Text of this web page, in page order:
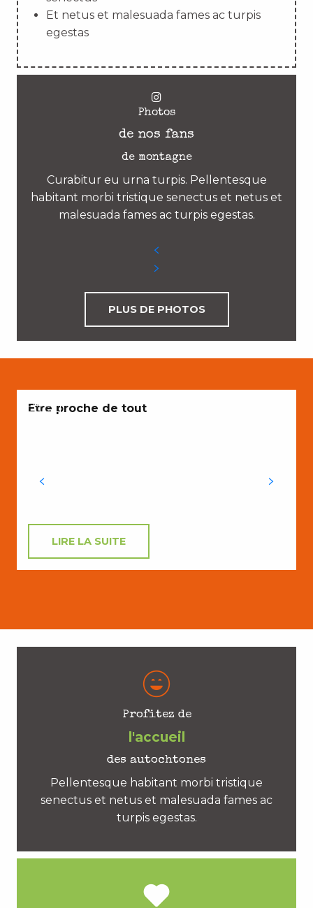
Et netus et malesuada fames ac turpis
egestas
Photos
de nos fans
de montagne
Curabitur eu urna turpis. Pellentesque
habitant morbi tristique senectus et netus et
malesuada fames ac turpis egestas.
PLUS DE PHOTOS
ENVIES
Etre proche de tout
LIRE LA SUITE
Profitez de
l'accueil
des autochtones
Pellentesque habitant morbi tristique
senectus et netus et malesuada fames ac
turpis egestas.